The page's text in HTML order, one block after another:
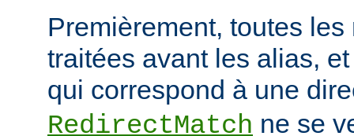
Premièrement, toutes
traitées avant les alias,
qui correspond à une
RedirectMatch ne se